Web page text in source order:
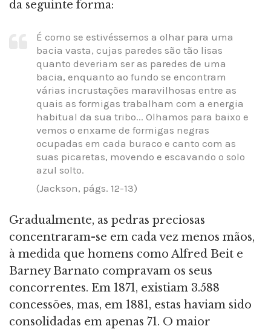
da seguinte forma:
É como se estivéssemos a olhar para uma
bacia vasta, cujas paredes são tão lisas
quanto deveriam ser as paredes de uma
bacia, enquanto ao fundo se encontram
várias incrustações maravilhosas entre as
quais as formigas trabalham com a energia
habitual da sua tribo... Olhamos para baixo e
vemos o enxame de formigas negras
ocupadas em cada buraco e canto com as
suas picaretas, movendo e escavando o solo
azul solto.
(Jackson, págs. 12-13)
Gradualmente, as pedras preciosas
concentraram-se em cada vez menos mãos,
à medida que homens como Alfred Beit e
Barney Barnato compravam os seus
concorrentes. Em 1871, existiam 3.588
concessões, mas, em 1881, estas haviam sido
consolidadas em apenas 71. O maior